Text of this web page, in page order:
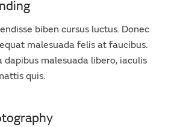
biben cursus luctus. Donec
malesuada felis at faucibus.
dapibus malesuada libero, iaculis
quis.